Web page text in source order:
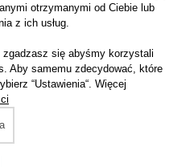
2WD
2WD
2WD
otrzymanymi od Ciebie lub
z ich usług.
zgadzasz się abyśmy korzystali
Aby samemu zdecydować, które
“Ustawienia“. Więcej